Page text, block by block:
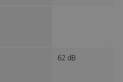
62 dB.alleop.bg